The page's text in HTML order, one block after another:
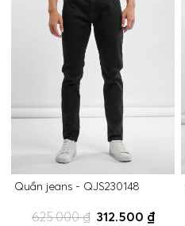
Quần jeans - QJS230148
312.500 ₫
625.000 ₫